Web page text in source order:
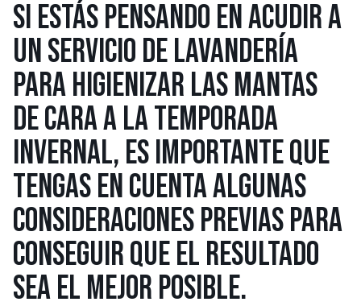
SI ESTÁS PENSANDO EN ACUDIR A
UN SERVICIO DE LAVANDERÍA
PARA HIGIENIZAR LAS MANTAS
DE CARA A LA TEMPORADA
INVERNAL, ES IMPORTANTE QUE
TENGAS EN CUENTA ALGUNAS
CONSIDERACIONES PREVIAS PARA
CONSEGUIR QUE EL RESULTADO
SEA EL MEJOR POSIBLE.